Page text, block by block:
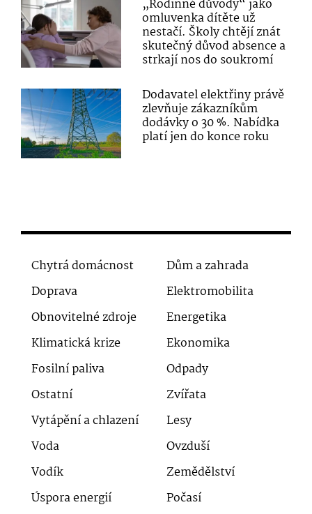
„Rodinné důvody“ jako
omluvenka dítěte už
nestačí. Školy chtějí znát
skutečný důvod absence a
strkají nos do soukromí
Dodavatel elektřiny právě
zlevňuje zákazníkům
dodávky o 30 %. Nabídka
platí jen do konce roku
Chytrá domácnost
Dům a zahrada
Doprava
Elektromobilita
Obnovitelné zdroje
Energetika
Klimatická krize
Ekonomika
Fosilní paliva
Odpady
Ostatní
Zvířata
Vytápění a chlazení
Lesy
Voda
Ovzduší
Vodík
Zemědělství
Úspora energií
Počasí